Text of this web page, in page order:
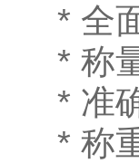
* 全
* 称
* 准
* 称